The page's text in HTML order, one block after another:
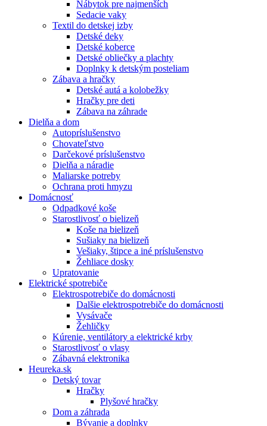
Nábytok pre najmenších
Sedacie vaky
Textil do detskej izby
Detské deky
Detské koberce
Detské obliečky a plachty
Doplnky k detským posteliam
Zábava a hračky
Detské autá a kolobežky
Hračky pre deti
Zábava na záhrade
Dielňa a dom
Autopríslušenstvo
Chovateľstvo
Darčekové príslušenstvo
Dielňa a náradie
Maliarske potreby
Ochrana proti hmyzu
Domácnosť
Odpadkové koše
Starostlivosť o bielizeň
Koše na bielizeň
Sušiaky na bielizeň
Vešiaky, štipce a iné príslušenstvo
Žehliace dosky
Upratovanie
Elektrické spotrebiče
Elektrospotrebiče do domácnosti
Dalšie elektrospotrebiče do domácnosti
Vysávače
Žehličky
Kúrenie, ventilátory a elektrické krby
Starostlivosť o vlasy
Zábavná elektronika
Heureka.sk
Detský tovar
Hračky
Plyšové hračky
Dom a záhrada
Bývanie a doplnky